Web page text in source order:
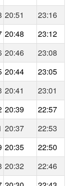
20:51
23:16
20:48
23:12
20:46
23:08
20:44
23:05
20:41
23:01
20:39
22:57
20:37
22:53
20:35
22:50
20:32
22:46